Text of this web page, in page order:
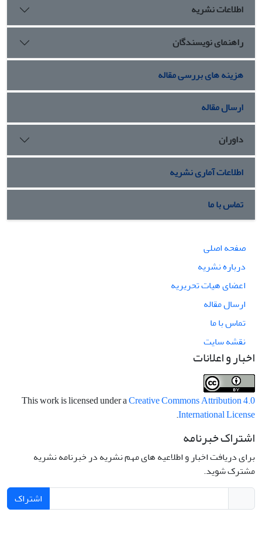
اطلاعات نشریه
راهنمای نویسندگان
هزینه های بررسی مقاله
ارسال مقاله
داوران
اطلاعات آماری نشریه
تماس با ما
صفحه اصلی
درباره نشریه
اعضای هیات تحریریه
ارسال مقاله
تماس با ما
نقشه سایت
اخبار و اعلانات
This work is licensed under aCreative Commons Attribution 4.0
International License
.
اشتراک خبرنامه
برای دریافت اخبار و اطلاعیه های مهم نشریه در خبرنامه نشریه
مشترک شوید.
اشتراک